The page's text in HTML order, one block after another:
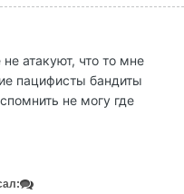
атакуют, что то мне
пацифисты бандиты
не могу где